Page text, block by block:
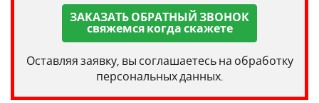
ЗАКАЗАТЬ ОБРАТНЫЙ ЗВОНОК
свяжемся когда скажете
Оставляя заявку, вы соглашаетесь на обработку
персональных данных.